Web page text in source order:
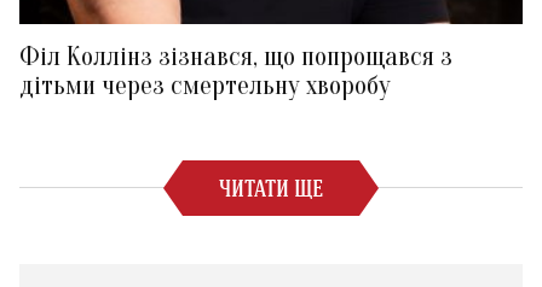
Філ Коллінз зізнався, що попрощався з
дітьми через смертельну хворобу
ЧИТАТИ ЩЕ